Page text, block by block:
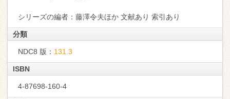
シリーズの編者：藤澤令夫ほか 文献あり 索引あり
分類
NDC8 版： 131.3
ISBN
4-87698-160-4